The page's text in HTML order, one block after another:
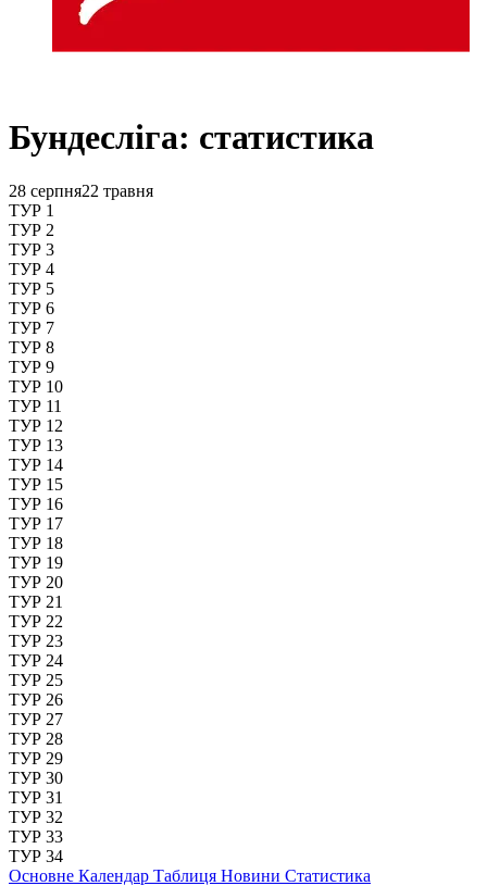
Бундесліга: статистика
28 серпня22 травня
ТУР 1
ТУР 2
ТУР 3
ТУР 4
ТУР 5
ТУР 6
ТУР 7
ТУР 8
ТУР 9
ТУР 10
ТУР 11
ТУР 12
ТУР 13
ТУР 14
ТУР 15
ТУР 16
ТУР 17
ТУР 18
ТУР 19
ТУР 20
ТУР 21
ТУР 22
ТУР 23
ТУР 24
ТУР 25
ТУР 26
ТУР 27
ТУР 28
ТУР 29
ТУР 30
ТУР 31
ТУР 32
ТУР 33
ТУР 34
Основне Календар Таблиця Новини Статистика